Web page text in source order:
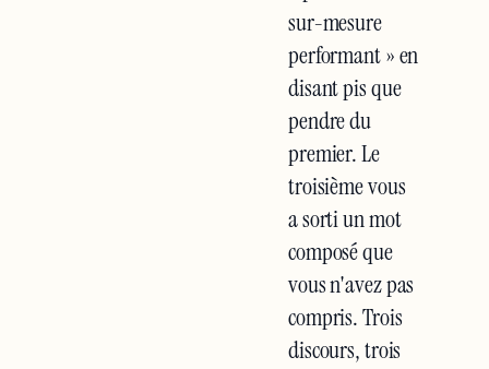
sur-mesure
performant » en
disant pis que
pendre du
premier. Le
troisième vous
a sorti un mot
composé que
vous n'avez pas
compris. Trois
discours, trois